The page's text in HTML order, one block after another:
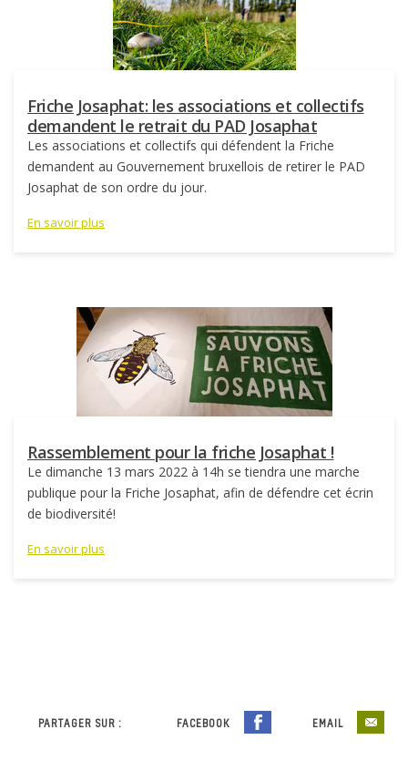
Friche Josaphat: les associations et collectifs
demandent le retrait du PAD Josaphat
Les associations et collectifs qui défendent la Friche
demandent au Gouvernement bruxellois de retirer le PAD
Josaphat de son ordre du jour.
En savoir plus
Rassemblement pour la friche Josaphat !
Le dimanche 13 mars 2022 à 14h se tiendra une marche
publique pour la Friche Josaphat, afin de défendre cet écrin
de biodiversité!
En savoir plus
PARTAGER SUR : FACEBOOK EMAIL